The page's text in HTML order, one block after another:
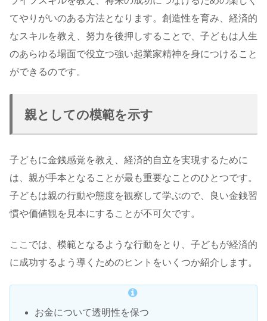
てやりがいのある方法となります。創造性を育み、経済的
なスキルを教え、努力を後押しすることで、子どもは人生
のあらゆる場面で役立つ強い起業家精神を身につけること
ができるのです。
親としての模範を示す
子どもに金銭感覚を教え、経済的自立を実現するために
は、親が手本となることが最も重要なことのひとつです。
子どもは親の行動や態度を観察して学ぶので、良い金銭習
慣や価値観を見本にすることが不可欠です。
ここでは、模範となるような行動をとり、子どもが経済的
に成功するよう導くためのヒントをいくつか紹介します。
お金について透明性を保つ